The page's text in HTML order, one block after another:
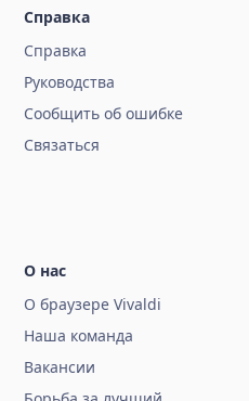
Справка
Справка
Руководства
Сообщить об ошибке
Связаться
О нас
О браузере Vivaldi
Наша команда
Вакансии